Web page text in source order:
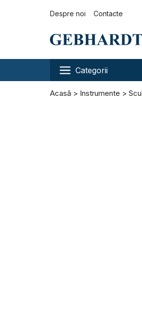
Despre noi Contacte
Categorii
Acasă Instrumente